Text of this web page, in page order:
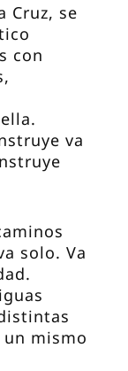
Cruz, se
con
va
solo. Va
mismo